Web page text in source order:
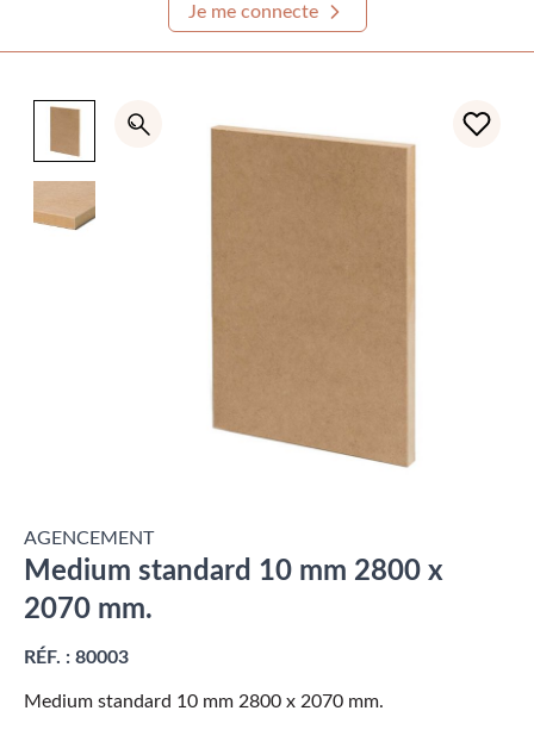
Je me connecte
AGENCEMENT
Medium standard 10 mm 2800 x
2070 mm.
RÉF. : 80003
Medium standard 10 mm 2800 x 2070 mm.